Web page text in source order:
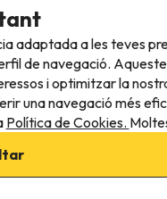
adaptada a les teves
de navegació.
i optimitzar la
una navegació més
Política de Cookies.